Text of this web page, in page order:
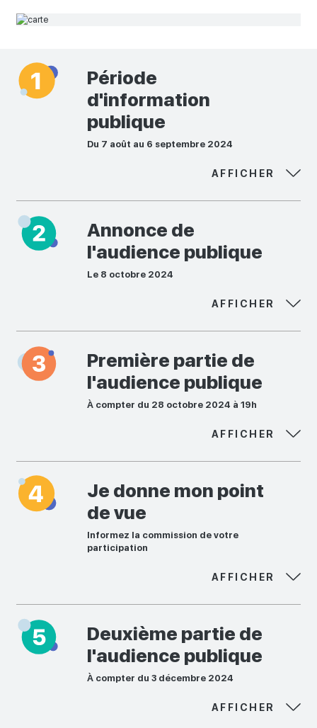
Période
d'information
publique
Du 7 août au 6 septembre 2024
AFFICHER
Annonce de
l'audience publique
Le 8 octobre 2024
AFFICHER
Première partie de
l'audience publique
À compter du 28 octobre 2024 à 19h
AFFICHER
Je donne mon point
de vue
Informez la commission de votre
participation
AFFICHER
Deuxième partie de
l'audience publique
À compter du 3 décembre 2024
AFFICHER